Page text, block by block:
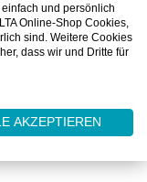
und persönlich
Online-Shop Cookies,
sind. Weitere Cookies
dass wir und Dritte für
AKZEPTIEREN